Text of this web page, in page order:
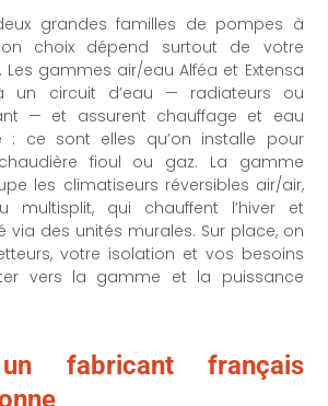
grandes familles de pompes à
choix dépend surtout de votre
gammes air/eau Alféa et Extensa
un circuit d’eau — radiateurs ou
— et assurent chauffage et eau
: ce sont elles qu’on installe pour
fioul ou gaz. La gamme
les climatiseurs réversibles air/air,
multisplit, qui chauffent l’hiver et
via des unités murales. Sur place, on
votre isolation et vos besoins
vers la gamme et la puissance
fabricant français